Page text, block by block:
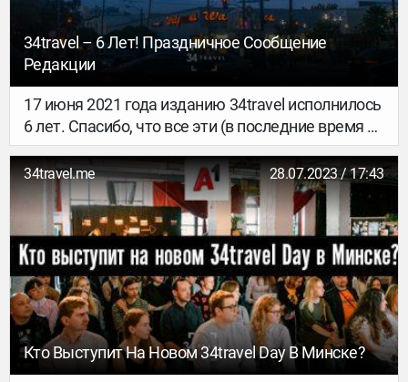
34travel – 6 Лет! Праздничное Сообщение
Редакции
17 июня 2021 года изданию 34travel исполнилось
6 лет. Спасибо, что все эти (в последние время –
непростые) годы вы рядом с нами.
34travel.me 28.07.2023 / 17:43
Кто Выступит На Новом 34travel Day В Минске?